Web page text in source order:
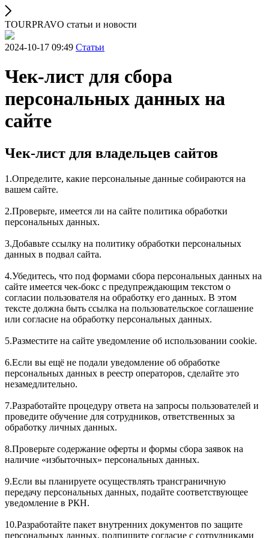
TOURPRAVO статьи и новости
2024-10-17 09:49 Статьи
Чек-лист для сбора
персональных данных на
сайте
Чек-лист для владельцев сайтов
1.Определите, какие персональные данные собираются на
вашем сайте.
2.Проверьте, имеется ли на сайте политика обработки
персональных данных.
3.Добавьте ссылку на политику обработки персональных
данных в подвал сайта.
4.Убедитесь, что под формами сбора персональных данных на
сайте имеется чек-бокс с предупреждающим текстом о
согласии пользователя на обработку его данных. В этом
тексте должна быть ссылка на пользовательское соглашение
или согласие на обработку персональных данных.
5.Разместите на сайте уведомление об использовании cookie.
6.Если вы ещё не подали уведомление об обработке
персональных данных в реестр операторов, сделайте это
незамедлительно.
7.Разработайте процедуру ответа на запросы пользователей и
проведите обучение для сотрудников, ответственных за
обработку личных данных.
8.Проверьте содержание оферты и формы сбора заявок на
наличие «избыточных» персональных данных.
9.Если вы планируете осуществлять трансграничную
передачу персональных данных, подайте соответствующее
уведомление в РКН.
10.Разработайте пакет внутренних документов по защите
персональных данных, подпишите согласие с сотрудниками